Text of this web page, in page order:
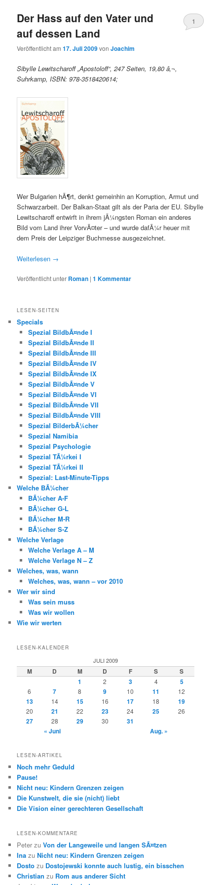
Der Hass auf den Vater und
auf dessen Land
Veröffentlicht am17. Juli 2009vonJoachim
1
Sibylle Lewitscharoff „Apostoloff“, 247 Seiten, 19,80 â‚¬,
Suhrkamp, ISBN: 978-3518420614;
Wer Bulgarien hÃ¶rt, denkt gemeinhin an Korruption, Armut und
Schwarzarbeit. Der Balkan-Staat gilt als der Paria der EU. Sibylle
Lewitscharoff entwirft in ihrem jÃ¼ngsten Roman ein anderes
Bild vom Land ihrer VorvÃ¤ter – und wurde dafÃ¼r heuer mit
dem Preis der Leipziger Buchmesse ausgezeichnet.
Weiterlesen →
Veröffentlicht unter Roman |1 Kommentar
LESEN-SEITEN
Specials
Spezial BildbÃ¤nde I
Spezial BildbÃ¤nde II
Spezial BildbÃ¤nde III
Spezial BildbÃ¤nde IV
Spezial BildbÃ¤nde IX
Spezial BildbÃ¤nde V
Spezial BildbÃ¤nde VI
Spezial BildbÃ¤nde VII
Spezial BildbÃ¤nde VIII
Spezial BilderbÃ¼cher
Spezial Namibia
Spezial Psychologie
Spezial TÃ¼rkei I
Spezial TÃ¼rkei II
Spezial: Last-Minute-Tipps
Welche BÃ¼cher
BÃ¼cher A-F
BÃ¼cher G-L
BÃ¼cher M-R
BÃ¼cher S-Z
Welche Verlage
Welche Verlage A – M
Welche Verlage N – Z
Welches, was, wann
Welches, was, wann – vor 2010
Wer wir sind
Was sein muss
Was wir wollen
Wie wir werten
LESEN-KALENDER
JULI 2009
M D M D F S
S
1
2 3 4 5
6 7 8 9 10 11 12
13 14 15 16 17 18 19
20 21 22 23 24 25 26
27 28 29 30
31
« Juni
Aug. »
LESEN-ARTIKEL
Noch mehr Geduld
Pause!
Nicht neu: Kindern Grenzen zeigen
Die Kunstwelt, die sie (nicht) liebt
Die Vision einer gerechteren Gesellschaft
LESEN-KOMMENTARE
Peter zuVon der Langeweile und langen SÃ¤tzen
Ina zuNicht neu: Kindern Grenzen zeigen
Dosto zu Dostojewski konnte auch lustig, ein bisschen
Christian zu Rom aus anderer Sicht